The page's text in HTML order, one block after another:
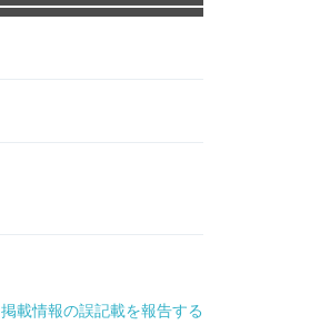
掲載情報の誤記載を報告する